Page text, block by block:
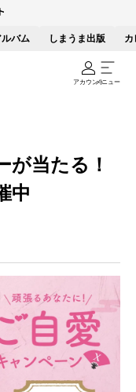
ルバム しまうま出版 カ
アカウントメニュー
が当たる！
中